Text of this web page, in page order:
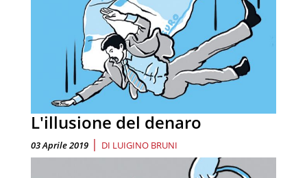
L'illusione del denaro
03 Aprile 2019 | DI LUIGINO BRUNI